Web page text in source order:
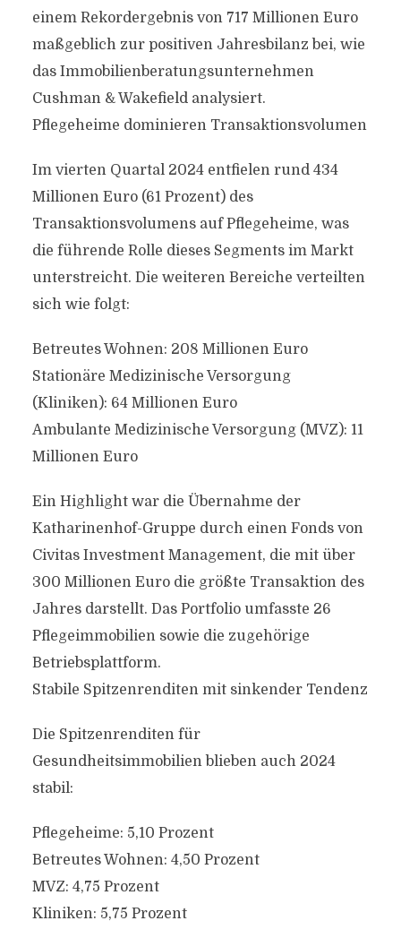
einem Rekordergebnis von 717 Millionen Euro
maßgeblich zur positiven Jahresbilanz bei, wie
das Immobilienberatungsunternehmen
Cushman & Wakefield analysiert.
Pflegeheime dominieren Transaktionsvolumen
Im vierten Quartal 2024 entfielen rund 434
Millionen Euro (61 Prozent) des
Transaktionsvolumens auf Pflegeheime, was
die führende Rolle dieses Segments im Markt
unterstreicht. Die weiteren Bereiche verteilten
sich wie folgt:
Betreutes Wohnen: 208 Millionen Euro
Stationäre Medizinische Versorgung
(Kliniken): 64 Millionen Euro
Ambulante Medizinische Versorgung (MVZ): 11
Millionen Euro
Ein Highlight war die Übernahme der
Katharinenhof-Gruppe durch einen Fonds von
Civitas Investment Management, die mit über
300 Millionen Euro die größte Transaktion des
Jahres darstellt. Das Portfolio umfasste 26
Pflegeimmobilien sowie die zugehörige
Betriebsplattform.
Stabile Spitzenrenditen mit sinkender Tendenz
Die Spitzenrenditen für
Gesundheitsimmobilien blieben auch 2024
stabil:
Pflegeheime: 5,10 Prozent
Betreutes Wohnen: 4,50 Prozent
MVZ: 4,75 Prozent
Kliniken: 5,75 Prozent